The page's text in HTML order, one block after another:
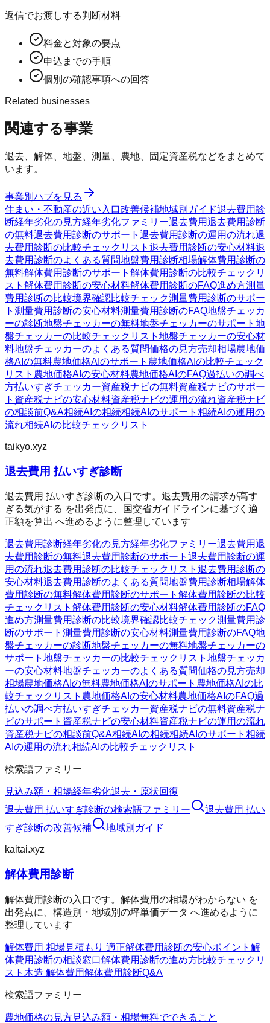
返信でお渡しする判断材料
料金と対象の要点
申込までの手順
個別の確認事項への回答
Related businesses
関連する事業
退去、解体、地盤、測量、農地、固定資産税などをまとめて
います。
事業別ハブを見る
住まい・不動産の近い入口改善候補地域別ガイド退去費用診
断経年劣化の見方経年劣化ファミリー退去費用退去費用診断
の無料退去費用診断のサポート 退去費用診断の運用の流れ退
去費用診断の比較チェックリスト 退去費用診断の安心材料退
去費用診断のよくある質問地盤費用診断相場解体費用診断の
無料解体費用診断のサポート 解体費用診断の比較チェックリ
スト 解体費用診断の安心材料解体費用診断のFAQ進め方測量
費用診断の比較境界確認比較チェック測量費用診断のサポー
ト 測量費用診断の安心材料測量費用診断のFAQ地盤チェッカ
ーの診断地盤チェッカーの無料地盤チェッカーのサポート 地
盤チェッカーの比較チェックリスト 地盤チェッカーの安心材
料地盤チェッカーのよくある質問価格の見方売却相場農地価
格AIの無料農地価格AIのサポート 農地価格AIの比較チェック
リスト 農地価格AIの安心材料農地価格AIのFAQ過払いの調べ
方払いすぎチェッカー資産税ナビの無料資産税ナビのサポー
ト 資産税ナビの安心材料資産税ナビの運用の流れ資産税ナビ
の相談前Q&A相続AIの相続相続AIのサポート 相続AIの運用の
流れ相続AIの比較チェックリスト
taikyo.xyz
退去費用 払いすぎ診断
退去費用 払いすぎ診断の入口です。退去費用の請求が高す
ぎる気がする を出発点に、国交省ガイドラインに基づく適
正額を算出 へ進めるように整理しています
退去費用診断経年劣化の見方経年劣化ファミリー退去費用退
去費用診断の無料退去費用診断のサポート 退去費用診断の運
用の流れ退去費用診断の比較チェックリスト 退去費用診断の
安心材料退去費用診断のよくある質問地盤費用診断相場解体
費用診断の無料解体費用診断のサポート 解体費用診断の比較
チェックリスト 解体費用診断の安心材料解体費用診断のFAQ
進め方測量費用診断の比較境界確認比較チェック測量費用診
断のサポート 測量費用診断の安心材料測量費用診断のFAQ地
盤チェッカーの診断地盤チェッカーの無料地盤チェッカーの
サポート 地盤チェッカーの比較チェックリスト 地盤チェッカ
ーの安心材料地盤チェッカーのよくある質問価格の見方売却
相場農地価格AIの無料農地価格AIのサポート 農地価格AIの比
較チェックリスト 農地価格AIの安心材料農地価格AIのFAQ過
払いの調べ方払いすぎチェッカー資産税ナビの無料資産税ナ
ビのサポート 資産税ナビの安心材料資産税ナビの運用の流れ
資産税ナビの相談前Q&A相続AIの相続相続AIのサポート 相続
AIの運用の流れ相続AIの比較チェックリスト
検索語ファミリー
見込み額・相場経年劣化退去・原状回復
退去費用 払いすぎ診断の検索語ファミリー
退去費用 払い
すぎ診断の改善候補 地域別ガイド
kaitai.xyz
解体費用診断
解体費用診断の入口です。解体費用の相場がわからない を
出発点に、構造別・地域別の坪単価データ へ進めるように
整理しています
解体費用 相場見積もり 適正解体費用診断の安心ポイント 解
体費用診断の相談窓口解体費用診断の進め方比較チェックリ
スト 木造 解体費用解体費用診断Q&A
検索語ファミリー
農地価格の見方見込み額・相場無料でできること